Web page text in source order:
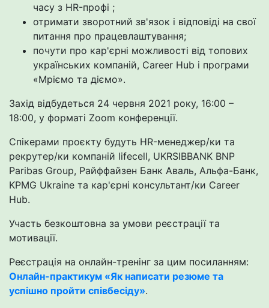
часу з HR-профі ;
отримати зворотний зв'язок і відповіді на свої
питання про працевлаштування;
почути про кар'єрні можливості від топових
українських компаній, Career Hub і програми
«Мріємо та діємо».
Захід відбудеться 24 червня 2021 року, 16:00 –
18:00, у форматі Zoom конференції.
Спікерами проєкту будуть HR-менеджер/ки та
рекрутер/ки компаній lifecell, UKRSIBBANK BNP
Paribas Group, Райффайзен Банк Аваль, Альфа-Банк,
KPMG Ukraine та кар'єрні консультант/ки Career
Hub.
Участь безкоштовна за умови реєстрації та
мотивації.
Реєстрація на онлайн-тренінг за цим посиланням:
Онлайн-практикум «Як написати резюме та
успішно пройти співбесіду».